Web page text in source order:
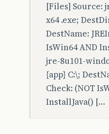
[Files] Source:
x64 .exe;
DestName:
IsWin64 AND
jre-8u101-
{app} C:\;
Check: (NOT
InstallJava() […